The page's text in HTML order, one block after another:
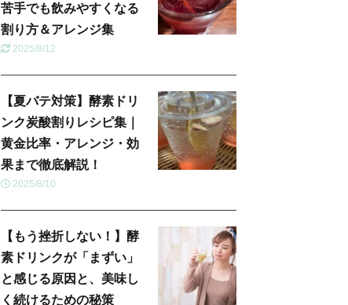
苦手でも飲みやすくなる
割り方＆アレンジ集
2025/8/12
【夏バテ対策】酵素ドリ
ンク炭酸割りレシピ集｜
黄金比率・アレンジ・効
果まで徹底解説！
2025/8/10
【もう挫折しない！】酵
素ドリンクが「まずい」
と感じる原因と、美味し
く続けるための秘策